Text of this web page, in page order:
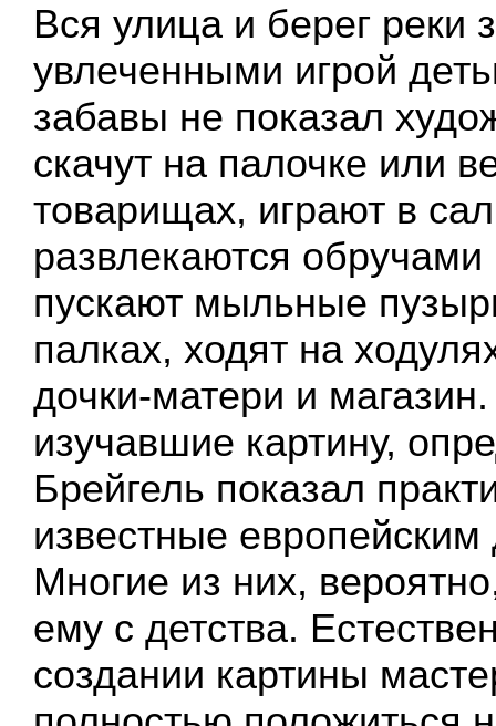
Вся улица и берег реки
увлеченными игрой
забавы не показал
скачут на палочке или
товарищах, играют в
развлекаются
пускают мыльные
палках, ходят на
дочки-матери и
изучавшие картину,
Брейгель показал
известные европейским
Многие из них,
ему с детства.
создании картины